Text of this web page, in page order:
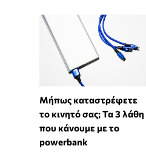
Μήπως καταστρέφετε
το κινητό σας; Τα 3 λάθη
που κάνουμε με το
powerbank